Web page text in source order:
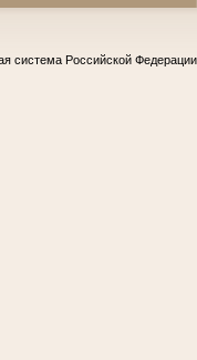
система Российской